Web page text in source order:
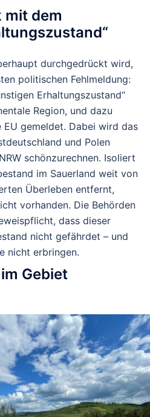
mit dem
durchgedrückt wird,
politischen Fehlmeldung:
Erhaltungszustand“
Region, und dazu
EU gemeldet. Dabei wird das
und Polen
schönzurechnen. Isoliert
im Sauerland weit von
Überleben entfernt,
vorhanden. Die Behörden
dass dieser
nicht gefährdet – und
nicht erbringen.
Gebiet